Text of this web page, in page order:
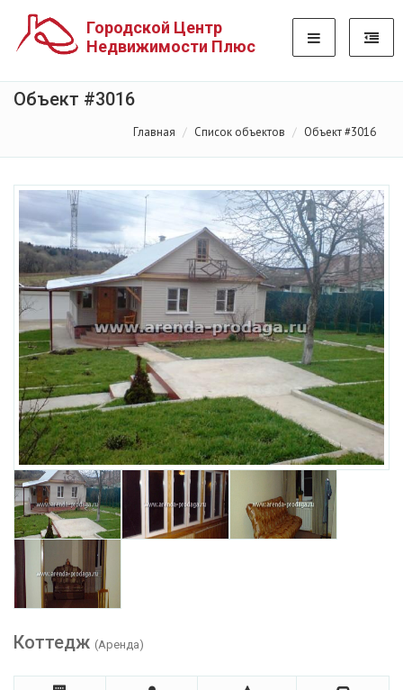
Городской Центр
Недвижимости Плюс
Объект #3016
Главная Список объектов Объект #3016
Коттедж (Аренда)